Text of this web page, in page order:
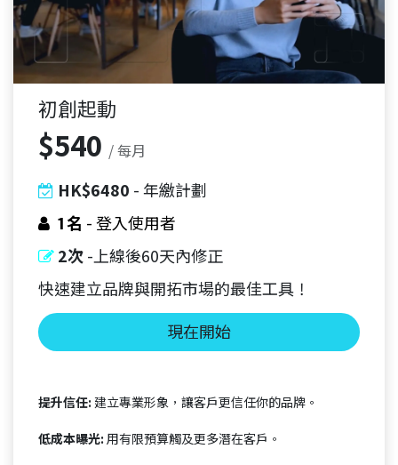
初創起動
$540 / 每月
HK$6480 - 年繳計劃
1名 - 登入使用者
2次 -上線後60天內修正
快速建立品牌與開拓市場的最佳工具！
現在開始​​​​​​
提升信任: 建立專業形象，讓客戶更信任你的品牌。
低成本曝光: 用有限預算觸及更多潛在客戶。